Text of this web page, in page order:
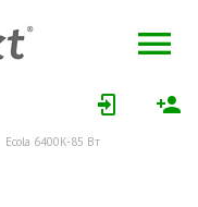
Ecola 6400K-85 Вт